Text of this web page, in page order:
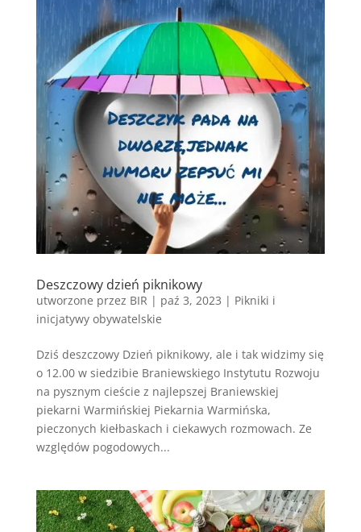
Deszczowy dzień piknikowy
utworzone przez BIR | paź 3, 2023 | Pikniki i
inicjatywy obywatelskie
Dziś deszczowy Dzień piknikowy, ale i tak widzimy się
o 12.00 w siedzibie Braniewskiego Instytutu Rozwoju
na pysznym cieście z najlepszej Braniewskiej
piekarni Warmińskiej Piekarnia Warmińska,
pieczonych kiełbaskach i ciekawych rozmowach. Ze
względów pogodowych...